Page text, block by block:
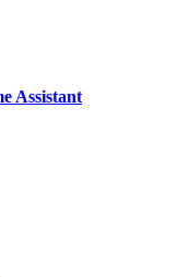
Assistant